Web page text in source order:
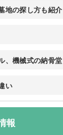
地の探し方も紹介
、機械式の納骨
い
報